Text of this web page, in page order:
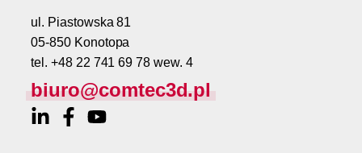
ul. Piastowska 81
05-850 Konotopa
tel. +48 22 741 69 78 wew. 4
biuro@comtec3d.pl